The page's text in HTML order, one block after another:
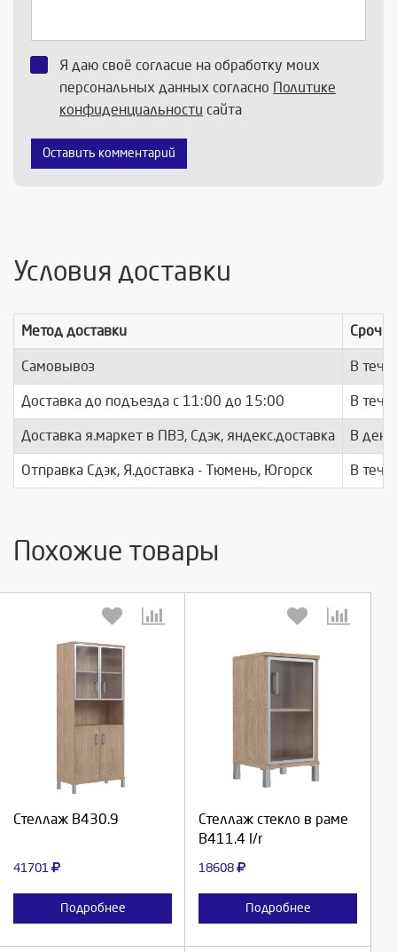
Я даю своё согласие на обработку моих
персональных данных согласно Политике
конфиденциальности сайта
Оставить комментарий
Условия доставки
Метод доставки
Самовывоз В
Доставка до подъезда c 11:00 до 15:00 В
Доставка я.маркет в ПВЗ, Сдэк, яндекс.доставка В день
Отправка Сдэк, Я.доставка - Тюмень, Югорск В
Похожие товары
Стеллаж В430.9
41701
Подробнее
Выберите количество:
Стеллаж стекло в раме
В411.4 l/r
18608
Подробнее
Отмена